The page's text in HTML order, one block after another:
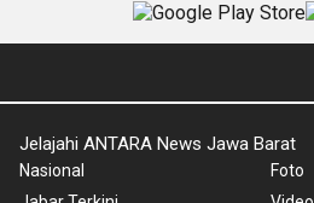
Jelajahi ANTARA News Jawa Barat
Nasional
Foto